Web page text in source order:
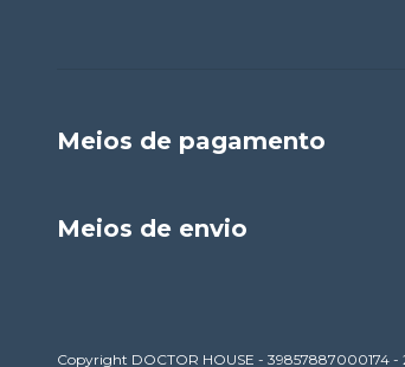
Meios de pagamento
Meios de envio
Copyright DOCTOR HOUSE - 39857887000174 -